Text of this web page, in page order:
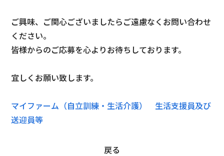
ご興味、ご関心ございましたらご遠慮なくお問い合わせ
ください。
皆様からのご応募を心よりお待ちしております。
宜しくお願い致します。
マイファーム（自立訓練・生活介護）　生活支援員及び
送迎員等
戻る